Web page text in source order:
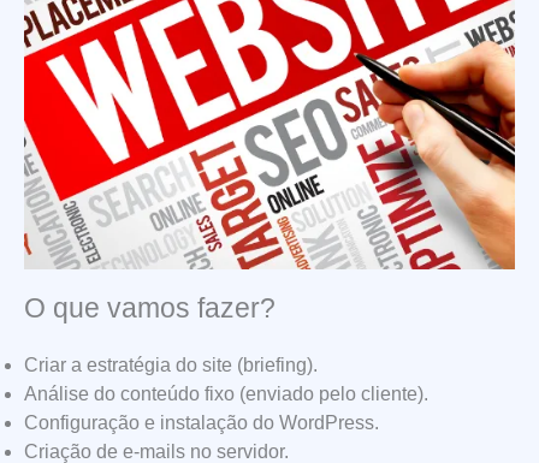
O que vamos fazer?
Criar a estratégia do site (briefing).
Análise do conteúdo fixo (enviado pelo cliente).
Configuração e instalação do WordPress.
Criação de e-mails no servidor.